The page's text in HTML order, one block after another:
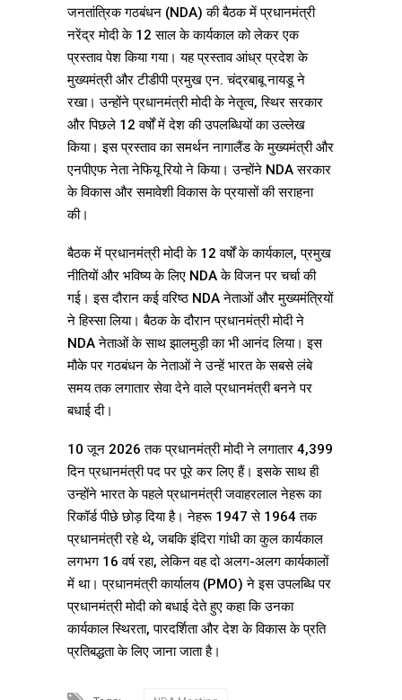
जनतांत्रिक गठबंधन (NDA) की बैठक में प्रधानमंत्री
नरेंद्र मोदी के 12 साल के कार्यकाल को लेकर एक
प्रस्ताव पेश किया गया। यह प्रस्ताव आंध्र प्रदेश के
मुख्यमंत्री और टीडीपी प्रमुख एन. चंद्रबाबू नायडू ने
रखा। उन्होंने प्रधानमंत्री मोदी के नेतृत्व, स्थिर सरकार
और पिछले 12 वर्षों में देश की उपलब्धियों का उल्लेख
किया। इस प्रस्ताव का समर्थन नागालैंड के मुख्यमंत्री और
एनपीएफ नेता नेफियू रियो ने किया। उन्होंने NDA सरकार
के विकास और समावेशी विकास के प्रयासों की सराहना
की।
बैठक में प्रधानमंत्री मोदी के 12 वर्षों के कार्यकाल, प्रमुख
नीतियों और भविष्य के लिए NDA के विजन पर चर्चा की
गई। इस दौरान कई वरिष्ठ NDA नेताओं और मुख्यमंत्रियों
ने हिस्सा लिया। बैठक के दौरान प्रधानमंत्री मोदी ने
NDA नेताओं के साथ झालमुड़ी का भी आनंद लिया। इस
मौके पर गठबंधन के नेताओं ने उन्हें भारत के सबसे लंबे
समय तक लगातार सेवा देने वाले प्रधानमंत्री बनने पर
बधाई दी।
10 जून 2026 तक प्रधानमंत्री मोदी ने लगातार 4,399
दिन प्रधानमंत्री पद पर पूरे कर लिए हैं। इसके साथ ही
उन्होंने भारत के पहले प्रधानमंत्री जवाहरलाल नेहरू का
रिकॉर्ड पीछे छोड़ दिया है। नेहरू 1947 से 1964 तक
प्रधानमंत्री रहे थे, जबकि इंदिरा गांधी का कुल कार्यकाल
लगभग 16 वर्ष रहा, लेकिन वह दो अलग-अलग कार्यकालों
में था। प्रधानमंत्री कार्यालय (PMO) ने इस उपलब्धि पर
प्रधानमंत्री मोदी को बधाई देते हुए कहा कि उनका
कार्यकाल स्थिरता, पारदर्शिता और देश के विकास के प्रति
प्रतिबद्धता के लिए जाना जाता है।